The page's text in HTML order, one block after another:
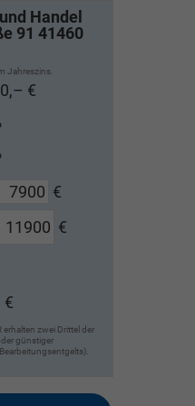
Handel
91 41460
Jahreszins.
€
€
€
€
zwei Drittel der
günstiger